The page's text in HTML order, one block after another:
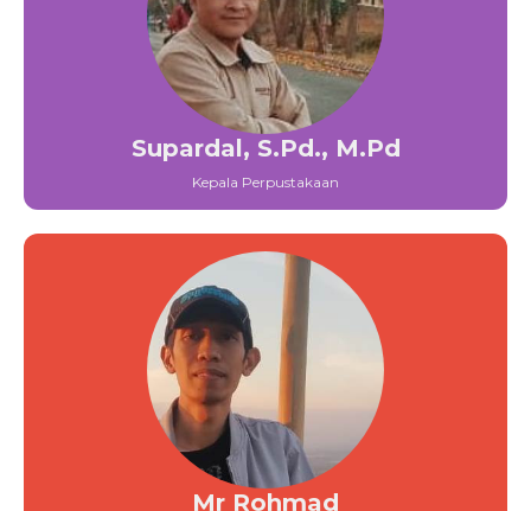
Supardal, S.Pd., M.Pd
Kepala Perpustakaan
Mr Rohmad